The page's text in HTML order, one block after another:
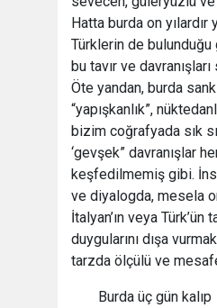
Hatta burda on yılardır
Türklerin de
bu tavır ve
Öte yandan, burda
“yapışkanlık”,
bizim coğrafyada sık
‘gevşek” davranışlar
keşfedilmemiş gibi.
ve diyalogda, mesela
İtalyan’ın veya Türk’ün
duygularını dışa
tarzda ölçülü ve
Burda üç gün kalıp